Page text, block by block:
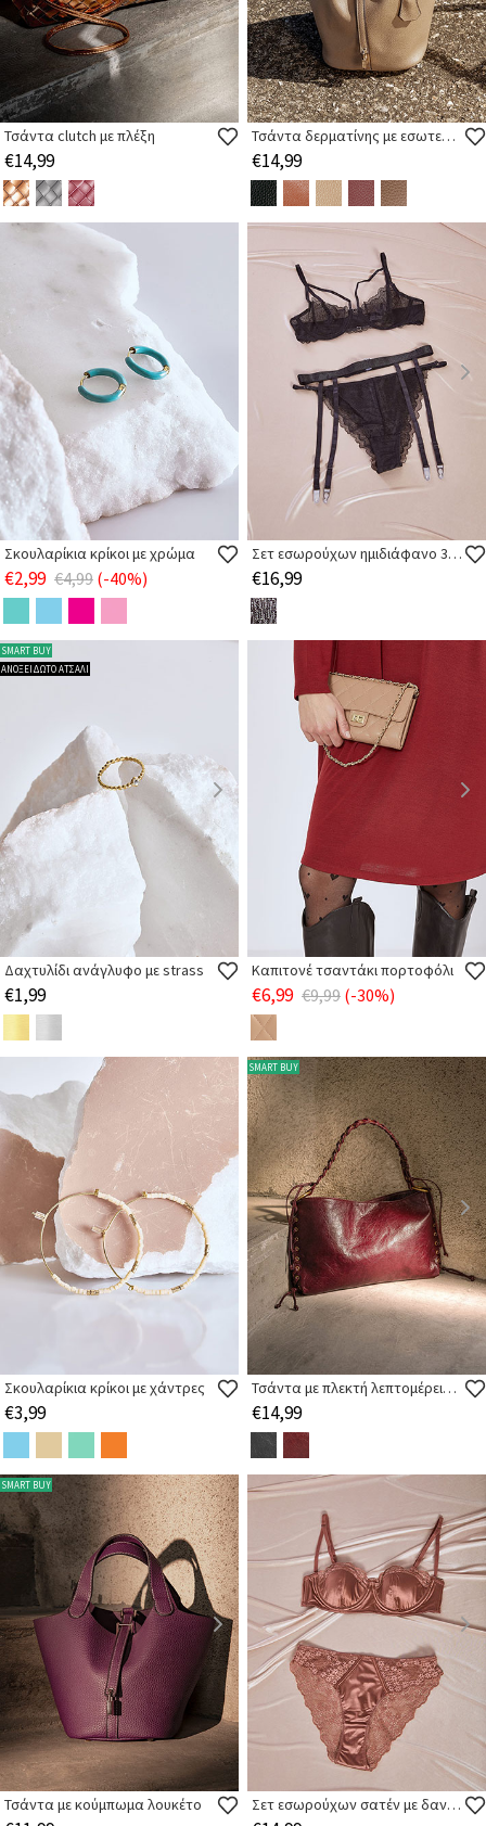
Τσάντα clutch με πλέξη
€14,99
Τσάντα δερματίνης με εσωτερικό νεσεσέρ
€14,99
Σκουλαρίκια κρίκοι με χρώμα
€2,99 €4,99 (-40%)
Σετ εσωρούχων ημιδιάφανο 3 τεμαχίων
€16,99
SMART BUY
ΑΝΟΞΕΙΔΩΤΟ ΑΤΣΑΛΙ
Δαχτυλίδι ανάγλυφο με strass
€1,99
Καπιτονέ τσαντάκι πορτοφόλι
€6,99 €9,99 (-30%)
Σκουλαρίκια κρίκοι με χάντρες
€3,99
SMART BUY
Τσάντα με πλεκτή λεπτομέρεια στο πλάι
€14,99
SMART BUY
Τσάντα με κούμπωμα λουκέτο Σετ εσωρούχων σατέν με δαντέλα